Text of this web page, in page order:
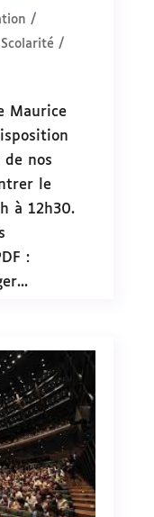
/
Scolarité /
Maurice
nos
le
à 12h30.
: